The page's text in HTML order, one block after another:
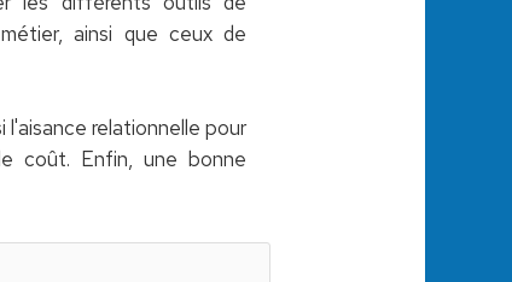
ainsi que ceux de
l'aisance relationnelle pour
coût. Enfin, une bonne